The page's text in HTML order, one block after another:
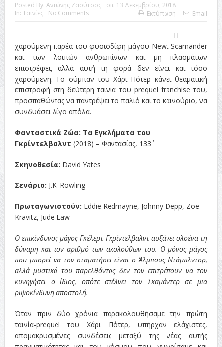
Posted By: Αντώνης Ζαούτσος on: 13 Δεκεμβρίου, 2018
In: Ταινίες No Comments Εκτύπωση Email
Η
χαρούμενη παρέα του φυσιοδίφη μάγου Newt Scamander
και των λοιπών ανθρωπίνων και μη πλασμάτων
επιστρέφει, αλλά αυτή τη φορά δεν είναι και τόσο
χαρούμενη. Το σύμπαν του Χάρι Πότερ κάνει θεαματική
επιστροφή στη δεύτερη ταινία του prequel franchise του,
προσπαθώντας να παντρέψει το παλιό και το καινούριο, να
συνδυάσει λίγο απ΄όλα.
Φανταστικά Ζώα: Τα Εγκλήματα του
Γκρίντελβαλντ (2018) – Φαντασίας, 133΄
Σκηνοθεσία: David Yates
Σενάριο: J.K. Rowling
Πρωταγωνιστούν: Eddie Redmayne, Johnny Depp, Zoë
Kravitz, Jude Law
Ο επικίνδυνος μάγος Γκέλερτ Γκρίντελβαλντ αυξάνει ολοένα τη
δύναμη και τον αριθμό των ακολούθων του. Ο μόνος μάγος
που μπορεί να τον σταματήσει είναι ο Άλμπους Ντάμπλντορ,
αλλά μυστικά του παρελθόντος δεν τον επιτρέπουν να τον
κυνηγήσει ο ίδιος, οπότε στέλνει τον Σκαμάντερ σε μια
ριψοκίνδυνη αποστολή.
Όταν πριν δύο χρόνια παρακολουθήσαμε την πρώτη
ταινία-prequel του Χάρι Πότερ, υπήρχαν ελάχιστες,
απομακρυσμένες συνδέσεις μεταξύ της νέας αυτής